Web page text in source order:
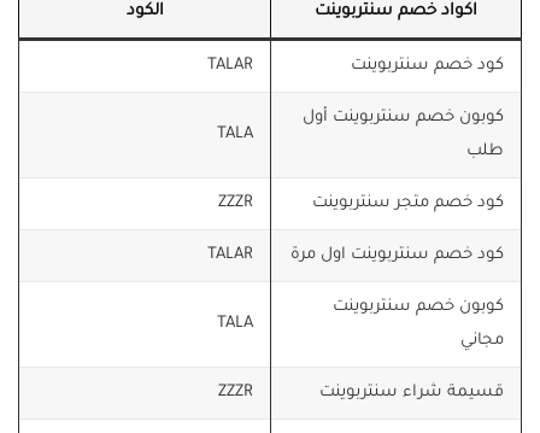
اكواد خصم سنتربوينت الكود
كود خصم سنتربوينت TALAR
كوبون خصم سنتربوينت أول
طلب
TALA
كود خصم متجر سنتربوينت ZZZR
كود خصم سنتربوينت اول مرة TALAR
كوبون خصم سنتربوينت
مجاني
TALA
قسيمة شراء سنتربوينت ZZZR